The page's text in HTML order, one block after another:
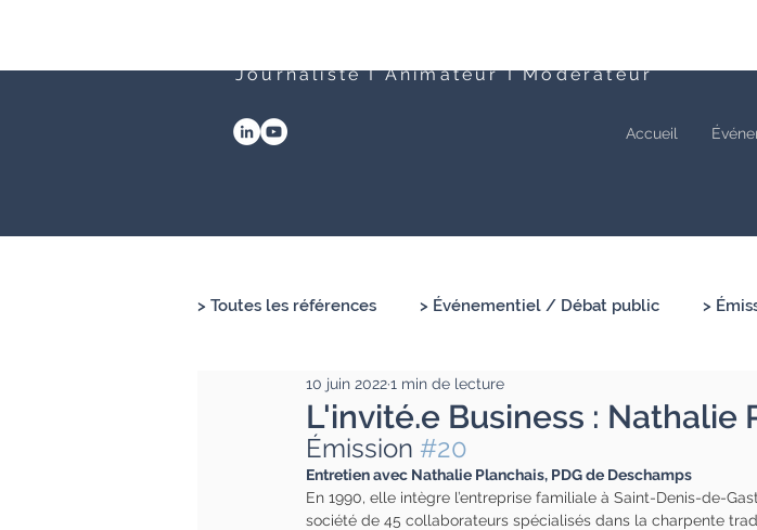
Journaliste I Animateur I Modérateur
Accueil
> Toutes les références > Événementiel / Débat public >
L'invité.e Business : Nathalie
10 juin 20221 min de lecture
Émission #20
Entretien avec Nathalie Planchais, PDG de Deschamps
En 1990, elle intègre l’entreprise familiale à Saint-Denis-de-
société de 45 collaborateurs spécialisés dans la charpente